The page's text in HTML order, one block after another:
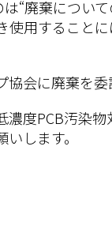
“廃棄につい
用すること
会に廃棄を委
度PCB汚染
します。